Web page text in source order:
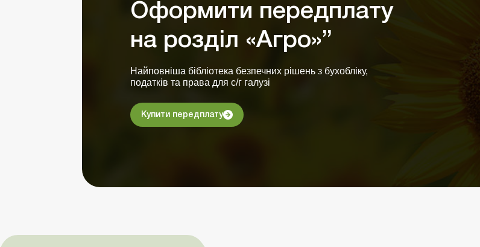
Оформити передплату
на розділ «Агро»”
Найповніша бібліотека безпечних рішень з бухобліку,
податків та права для с/г галузі
Купити передплату